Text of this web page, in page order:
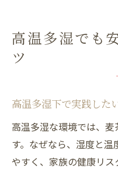
高温多湿でも
ツ
高温多湿下で実践した
高温多湿な環境では、
す。なぜなら、湿度と
やすく、家族の健康リ